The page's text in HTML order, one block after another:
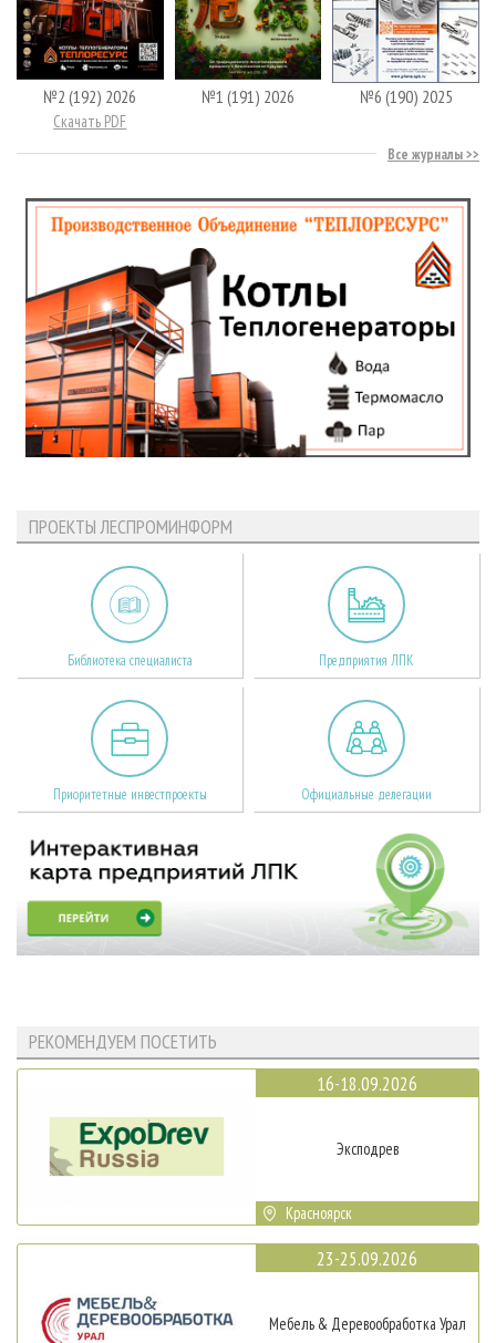
№2 (192) 2026
Скачать PDF
№1 (191) 2026 №6 (190) 2025
Все журналы
ПРОЕКТЫ ЛЕСПРОМИНФОРМ
Библиотека специалиста Предприятия ЛПК
Приоритетные инвестпроекты Официальные делегации
РЕКОМЕНДУЕМ ПОСЕТИТЬ
16-18.09.2026
Эксподрев
Красноярск
23-25.09.2026
Мебель & Деревообработка Урал